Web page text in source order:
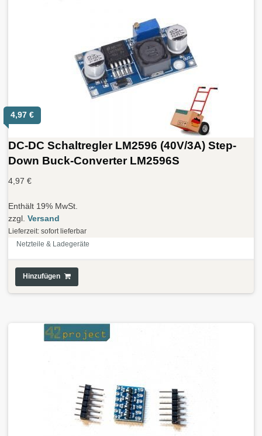
4,97 €
DC-DC Schaltregler LM2596 (40V/3A) Step-
Down Buck-Converter LM2596S
4,97 €
Enthält 19% MwSt.
zzgl. Versand
Lieferzeit: sofort lieferbar
Netzteile & Ladegeräte
Hinzufügen